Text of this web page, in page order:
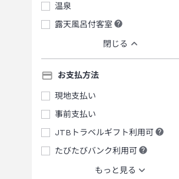
温泉
露天風呂付客室
閉じる
お支払方法
現地支払い
事前支払い
JTBトラベルギフト利用可
たびたびバンク利用可
もっと見る